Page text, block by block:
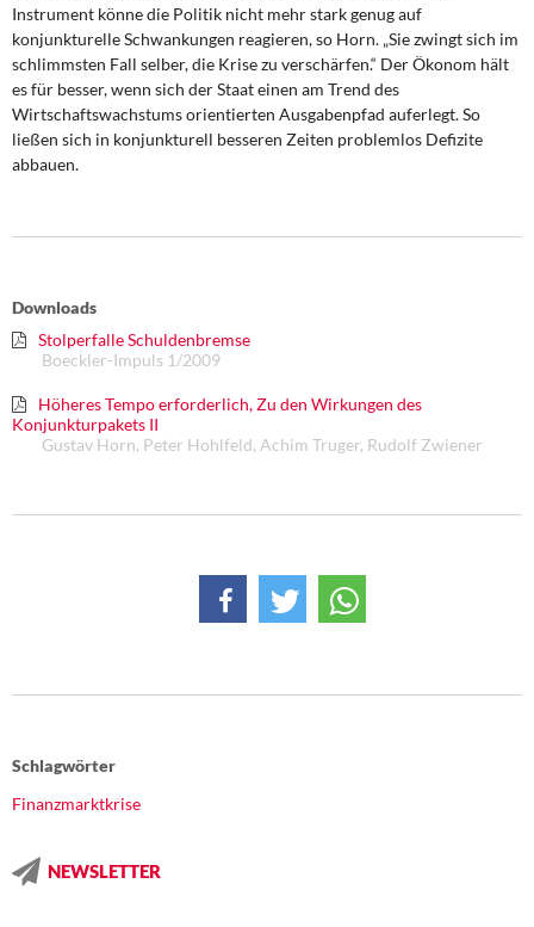
Instrument könne die Politik nicht mehr stark genug auf
konjunkturelle Schwankungen reagieren, so Horn. „Sie zwingt sich im
schlimmsten Fall selber, die Krise zu verschärfen.“ Der Ökonom hält
es für besser, wenn sich der Staat einen am Trend des
Wirtschaftswachstums orientierten Ausgabenpfad auferlegt. So
ließen sich in konjunkturell besseren Zeiten problemlos Defizite
abbauen.
Downloads
Stolperfalle Schuldenbremse
Boeckler-Impuls 1/2009
Höheres Tempo erforderlich, Zu den Wirkungen des
Konjunkturpakets II
Gustav Horn, Peter Hohlfeld, Achim Truger, Rudolf Zwiener
Schlagwörter
Finanzmarktkrise
NEWSLETTER